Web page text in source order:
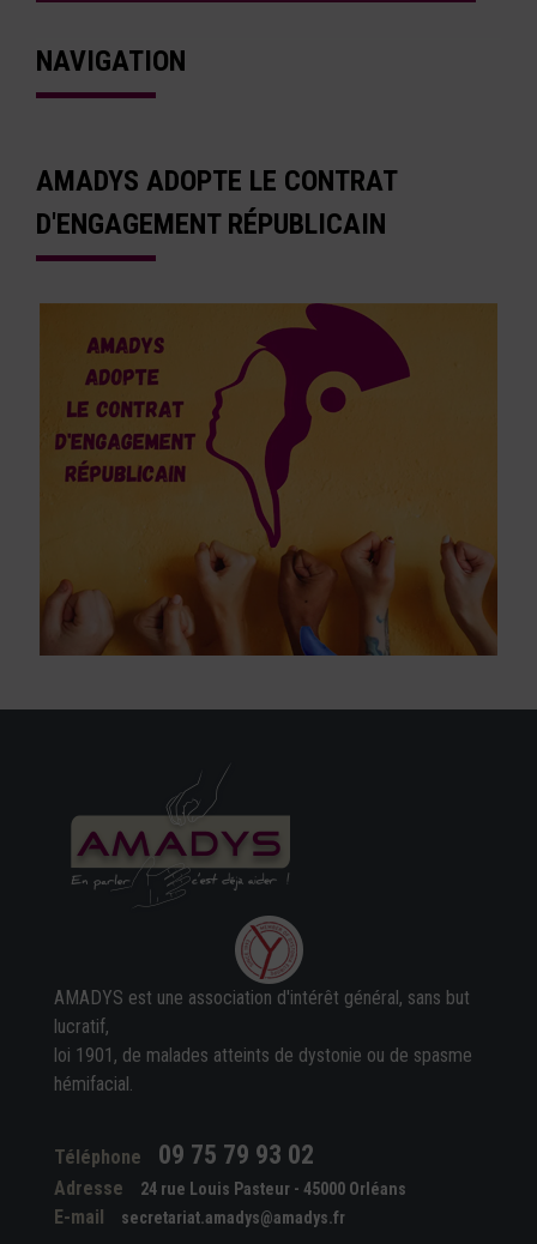
NAVIGATION
AMADYS ADOPTE LE CONTRAT
D'ENGAGEMENT RÉPUBLICAIN
AMADYS est une association d'intérêt général, sans but
lucratif,
loi 1901, de malades atteints de dystonie ou de spasme
hémifacial.
Téléphone 09 75 79 93 02
Adresse 24 rue Louis Pasteur - 45000 Orléans
E-mail secretariat.amadys@amadys.fr